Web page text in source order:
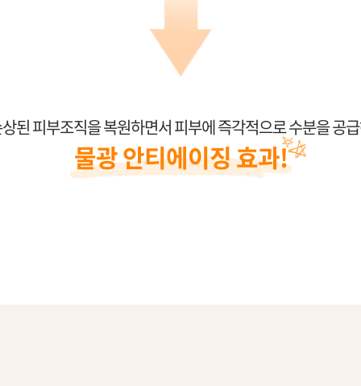
된 피부조직을 복원하면서 피부에 즉각적으로 수분을 공
물광 안티에이징 효과!